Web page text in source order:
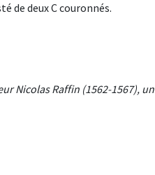
de deux C couronnés.
Nicolas Raffin (1562-1567), un